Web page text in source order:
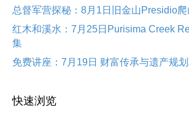
总督军营探秘：8月1日旧金山Presidio
红木和溪水：7月25日Purisima Creek
集
免费讲座：7月19日 财富传承与遗产规
快速浏览